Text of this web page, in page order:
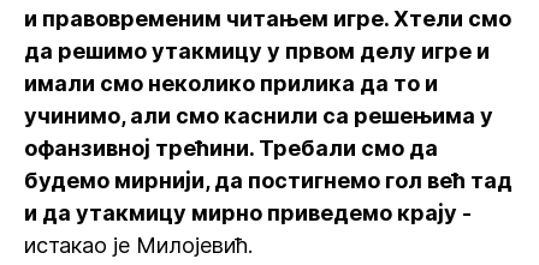
и правовременим читањем игре. Хтели смо
да решимо утакмицу у првом делу игре и
имали смо неколико прилика да то и
учинимо, али смо каснили са решењима у
офанзивној трећини. Требали смо да
будемо мирнији, да постигнемо гол већ тад
и да утакмицу мирно приведемо крају -
истакао је Милојевић.